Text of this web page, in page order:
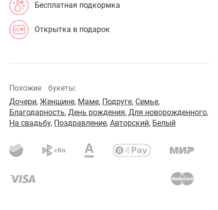
Бесплатная подкормка
Открытка в подарок
Похожие букеты:
Дочери, Женщине, Маме, Подруге, Семье,
Благодарность, День рождения, Для новорожденного,
На свадьбу, Поздравление, Авторский, Белый